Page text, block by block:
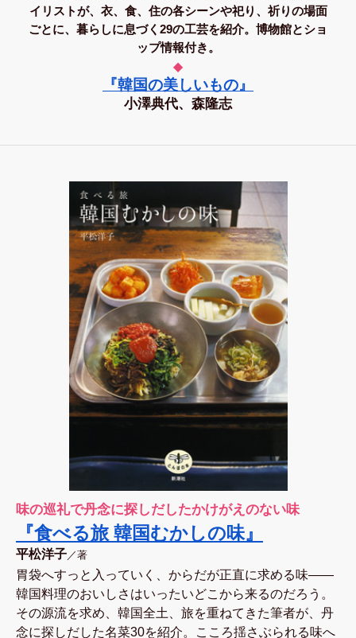
イリストが、衣、食、住の各シーンや祀り、祈りの場面
ごとに、暮らしに息づく29の工芸を紹介。 博物館とショ
ップ情報付き。
◆
『韓国の美しいもの』
小澤典代、森隆志
味の巡礼で丹念に探しだしたかけがえのない味
『食べる旅 韓国むかしの味』
平松洋子／著
胃袋へすっと入っていく、からだが正直に求める味――
韓国料理のおいしさはいったいどこから来るのだろう。
その源流を求め、韓国全土、旅を重ねてきた筆者が、丹
念に探しだした名菜30を紹介。こころ揺さぶられる味へ